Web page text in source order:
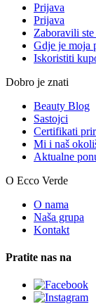
Prijava
Prijava
Zaboravili
Gdje je moja
Iskoristiti
Dobro je znati
Beauty Blog
Sastojci
Certifikati
Mi i naš
Aktualne
O Ecco Verde
O nama
Naša grupa
Kontakt
Pratite nas na